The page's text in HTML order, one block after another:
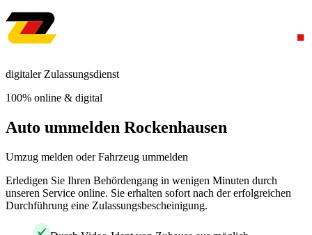
digitaler Zulassungsdienst
100% online & digital
Auto ummelden Rockenhausen
Umzug melden oder Fahrzeug ummelden
Erledigen Sie Ihren Behördengang in wenigen Minuten durch
unseren Service online. Sie erhalten sofort nach der erfolgreichen
Durchführung eine Zulassungsbescheinigung.